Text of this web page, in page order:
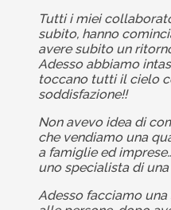
Tutti i miei
subito, hanno
avere subito un
Adesso abbiamo
toccano tutti il cielo
soddisfazione!!
Non avevo idea di
che vendiamo una
a famiglie ed
uno specialista di
Adesso facciamo